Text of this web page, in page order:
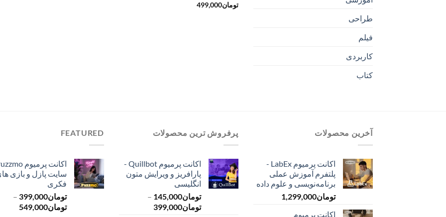
طراحی
فیلم
کاربردی
کتاب
تومان499,000
آخرین محصولات
اکانت پرمیوم LabEx -
پلتفرم آموزش عملی
برنامه‌نویسی و علوم داده
تومان1,299,000
اکانت پرمیوم
پرفروش ترین محصولات
اکانت پرمیوم Quillbot -
پارافریز و ویرایش متون
انگلیسی
تومان145,000
–
تومان399,000
FEATURED
سایت پازل و بازی
فکری
تومان399,000
–
تومان549,000